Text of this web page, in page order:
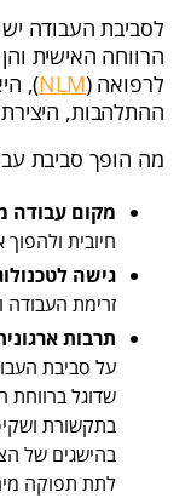
לסביבת העבודה
הרווחה האישית
לרפואה (NLM
),
ההתלהבות,
מה הופך סביבת
מקום עבודה
חיובית
גישה
זרימת העבודה
תרבות
על סביבת
שדוגל ברווחת
בתקשורת
בהישגים של
לתת תפוקה